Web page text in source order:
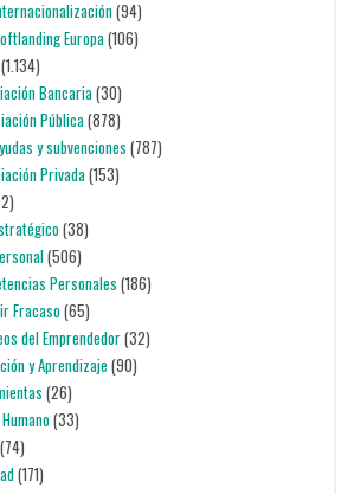
(94)
Europa(106)
Bancaria(30)
Pública(878)
y subvenciones (787)
Privada(153)
(38)
(506)
Personales (186)
Fracaso(65)
del Emprendedor(32)
y Aprendizaje (90)
(26)
(33)
(171)